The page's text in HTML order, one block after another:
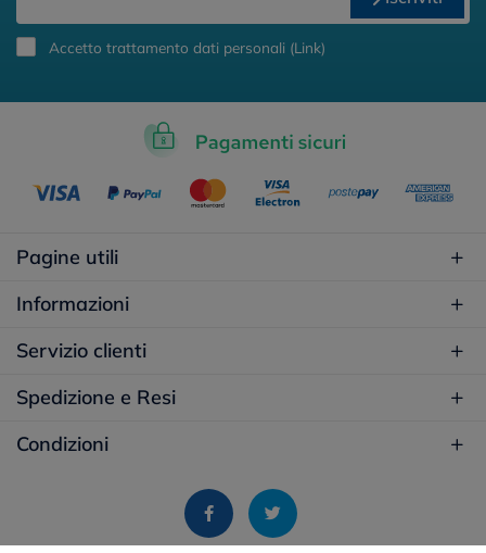
Accetto trattamento dati personali (Link)
Pagine utili
Informazioni
Servizio clienti
Spedizione e Resi
Condizioni